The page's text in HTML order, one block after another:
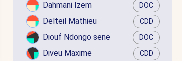
Dahmani Izem DOC
Delteil Mathieu CDD
Diouf Ndongo sene DOC
Diveu Maxime CDD